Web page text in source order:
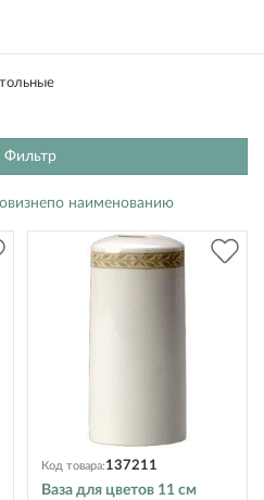
Фильтр
по наименованию
Код товара:137211
Ваза для цветов 11 см